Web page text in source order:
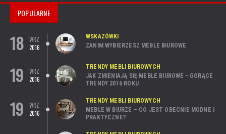
POPULARNE
18
WRZ
2016
WSKAZÓWKI
ZANIM WYBIERZESZ MEBLE BIUROWE
19
WRZ
2016
TRENDY MEBLI BIUROWYCH
JAK ZMIENIAJĄ SIĘ MEBLE BIUROWE - GORĄCE
TRENDY 2016 ROKU
19
WRZ
2016
TRENDY MEBLI BIUROWYCH
MEBLE W BIURZE – CO JEST OBECNIE MODNE I
PRAKTYCZNE?